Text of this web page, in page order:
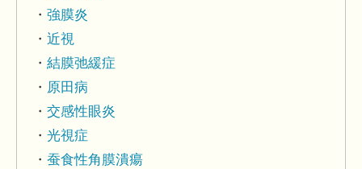
強膜炎
近視
結膜弛緩症
原田病
交感性眼炎
光視症
蚕食性角膜潰瘍